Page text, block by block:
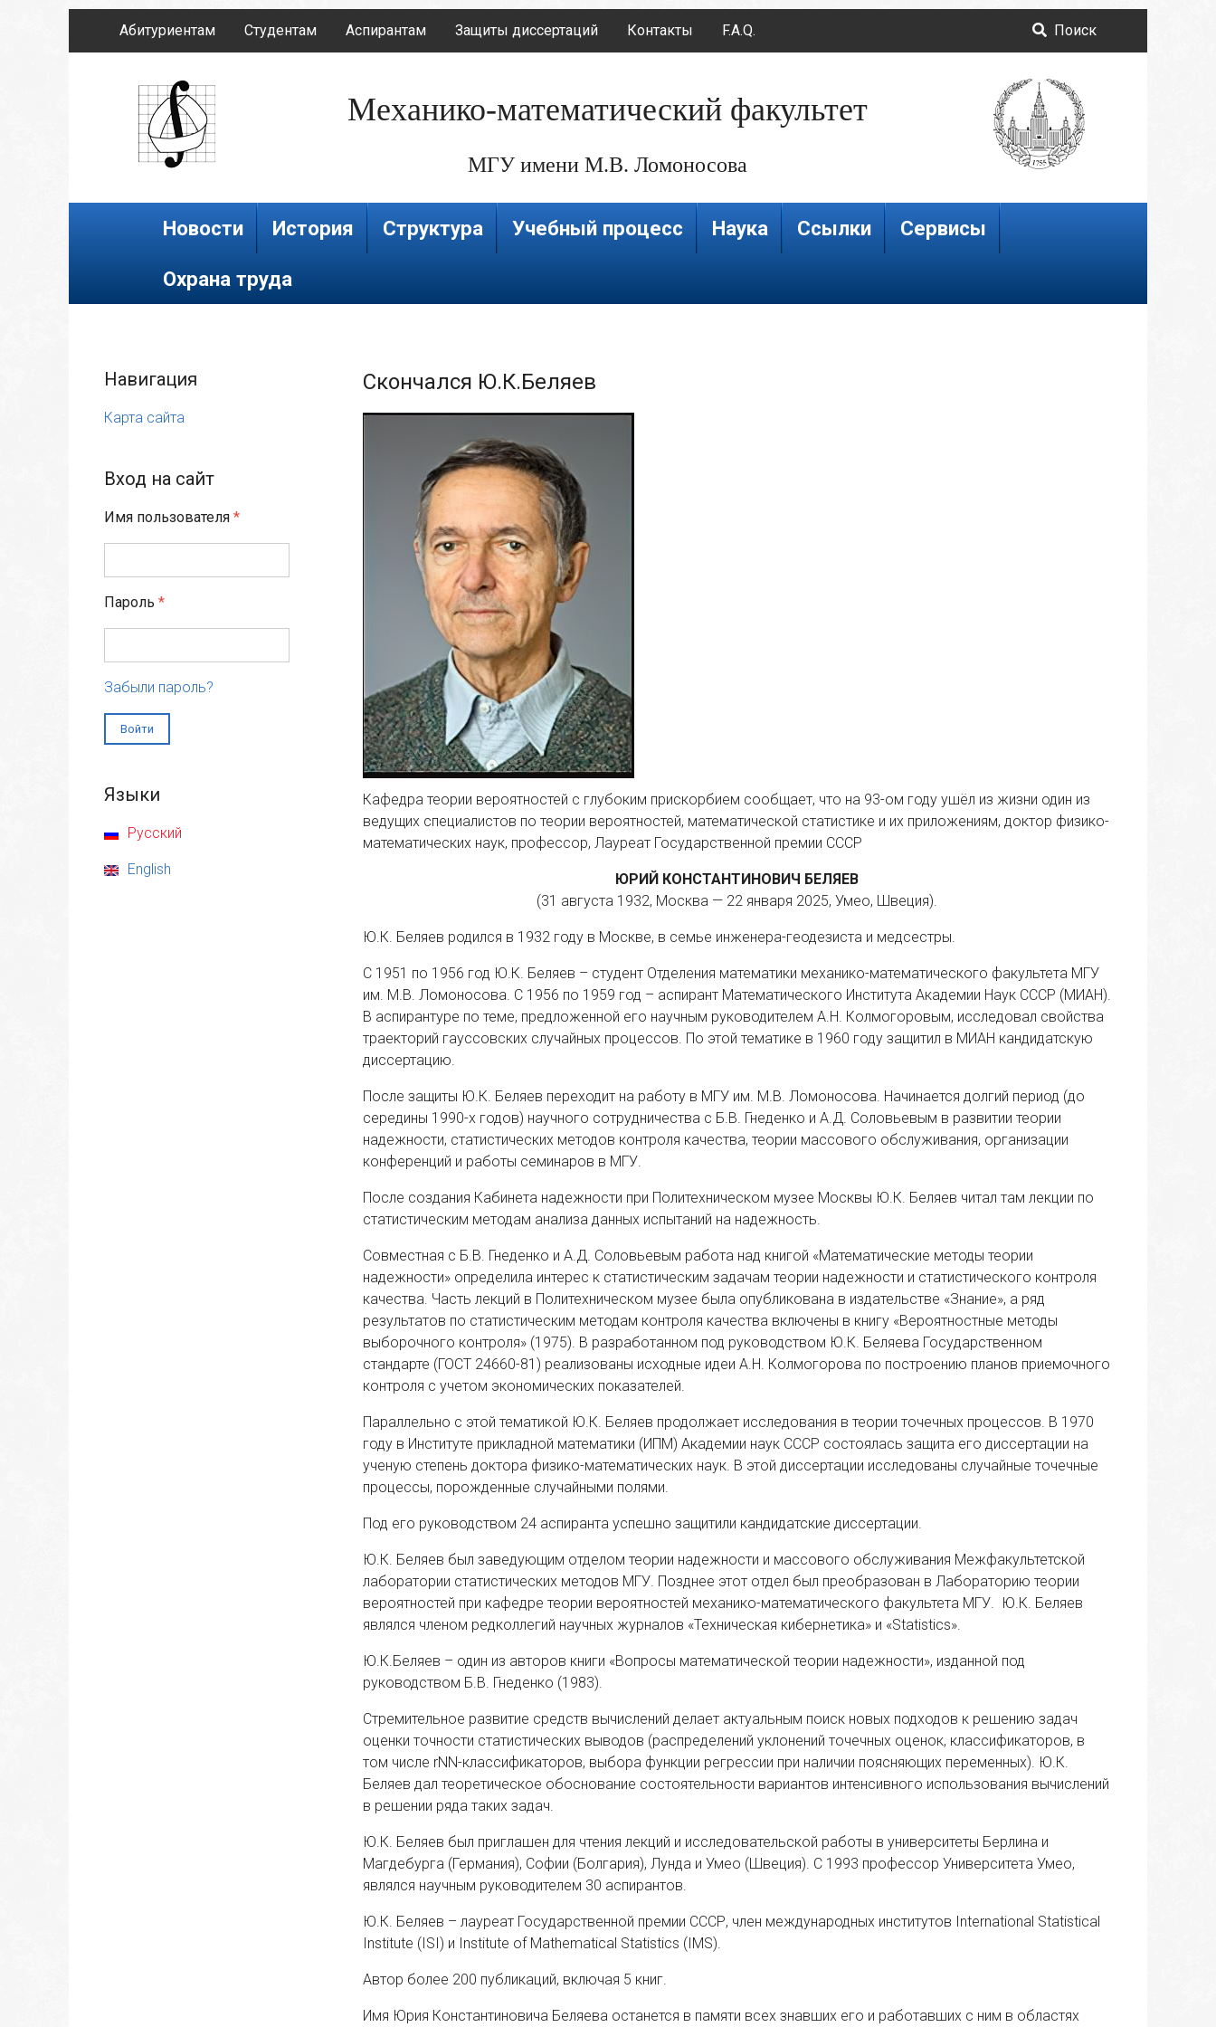
Абитуриентам Студентам Аспирантам Защиты диссертаций Контакты F.A.Q. Поиск
Механико-математический факультет
МГУ имени М.В. Ломоносова
Новости История Структура Учебный процесс Наука Ссылки Сервисы
Охрана труда
Навигация
Карта сайта
Вход на сайт
Имя пользователя*
Пароль*
Забыли пароль?
Языки
Русский
English
Скончался Ю.К.Беляев
Кафедра теории вероятностей с глубоким прискорбием сообщает, что на 93-ом году ушёл из жизни один из
ведущих специалистов по теории вероятностей, математической статистике и их приложениям, доктор физико-
математических наук, профессор, Лауреат Государственной премии СССР
ЮРИЙ КОНСТАНТИНОВИЧ БЕЛЯЕВ
(31 августа 1932, Москва — 22 января 2025, Умео, Швеция).
Ю.К. Беляев родился в 1932 году в Москве, в семье инженера-геодезиста и медсестры.
С 1951 по 1956 год Ю.К. Беляев – студент Отделения математики механико-математического факультета МГУ
им. М.В. Ломоносова. С 1956 по 1959 год – аспирант Математического Института Академии Наук СССР (МИАН).
В аспирантуре по теме, предложенной его научным руководителем А.Н. Колмогоровым, исследовал свойства
траекторий гауссовских случайных процессов. По этой тематике в 1960 году защитил в МИАН кандидатскую
диссертацию.
После защиты Ю.К. Беляев переходит на работу в МГУ им. М.В. Ломоносова. Начинается долгий период (до
середины 1990-х годов) научного сотрудничества с Б.В. Гнеденко и А.Д. Соловьевым в развитии теории
надежности, статистических методов контроля качества, теории массового обслуживания, организации
конференций и работы семинаров в МГУ.
После создания Кабинета надежности при Политехническом музее Москвы Ю.К. Беляев читал там лекции по
статистическим методам анализа данных испытаний на надежность.
Совместная с Б.В. Гнеденко и А.Д. Соловьевым работа над книгой «Математические методы теории
надежности» определила интерес к статистическим задачам теории надежности и статистического контроля
качества. Часть лекций в Политехническом музее была опубликована в издательстве «Знание», а ряд
результатов по статистическим методам контроля качества включены в книгу «Вероятностные методы
выборочного контроля» (1975). В разработанном под руководством Ю.К. Беляева Государственном
стандарте (ГОСТ 24660-81) реализованы исходные идеи А.Н. Колмогорова по построению планов приемочного
контроля с учетом экономических показателей.
Параллельно с этой тематикой Ю.К. Беляев продолжает исследования в теории точечных процессов. В 1970
году в Институте прикладной математики (ИПМ) Академии наук СССР состоялась защита его диссертации на
ученую степень доктора физико-математических наук. В этой диссертации исследованы случайные точечные
процессы, порожденные случайными полями.
Под его руководством 24 аспиранта успешно защитили кандидатские диссертации.
Ю.К. Беляев был заведующим отделом теории надежности и массового обслуживания Межфакультетской
лаборатории статистических методов МГУ. Позднее этот отдел был преобразован в Лабораторию теории
вероятностей при кафедре теории вероятностей механико-математического факультета МГУ. Ю.К. Беляев
являлся членом редколлегий научных журналов «Техническая кибернетика» и «Statistics».
Ю.К.Беляев – один из авторов книги «Вопросы математической теории надежности», изданной под
руководством Б.В. Гнеденко (1983).
Стремительное развитие средств вычислений делает актуальным поиск новых подходов к решению задач
оценки точности статистических выводов (распределений уклонений точечных оценок, классификаторов, в
том числе rNN-классификаторов, выбора функции регрессии при наличии поясняющих переменных). Ю.К.
Беляев дал теоретическое обоснование состоятельности вариантов интенсивного использования вычислений
в решении ряда таких задач.
Ю.К. Беляев был приглашен для чтения лекций и исследовательской работы в университеты Берлина и
Магдебурга (Германия), Софии (Болгария), Лунда и Умео (Швеция). С 1993 профессор Университета Умео,
являлся научным руководителем 30 аспирантов.
Ю.К. Беляев – лауреат Государственной премии СССР, член международных институтов International Statistical
Institute (ISI) и Institute of Mathematical Statistics (IMS).
Автор более 200 публикаций, включая 5 книг.
Имя Юрия Константиновича Беляева останется в памяти всех знавших его и работавших с ним в областях